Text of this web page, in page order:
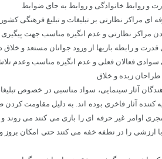
آثار سینمایی، سواد مناسبی در خصوص
کننده آثار فاخری بوده اند. به دلیل مقاومت
اوامر غیر حرفه ای را بازی می کنند می روند
ارزشی را در نطفه خفه می کنند حتی امکان